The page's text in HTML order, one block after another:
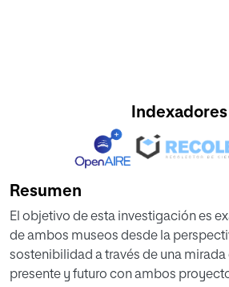
Indexadores
Resumen
El objetivo de esta investigación es
de ambos museos desde la
sostenibilidad a través de una mirada
presente y futuro con ambos